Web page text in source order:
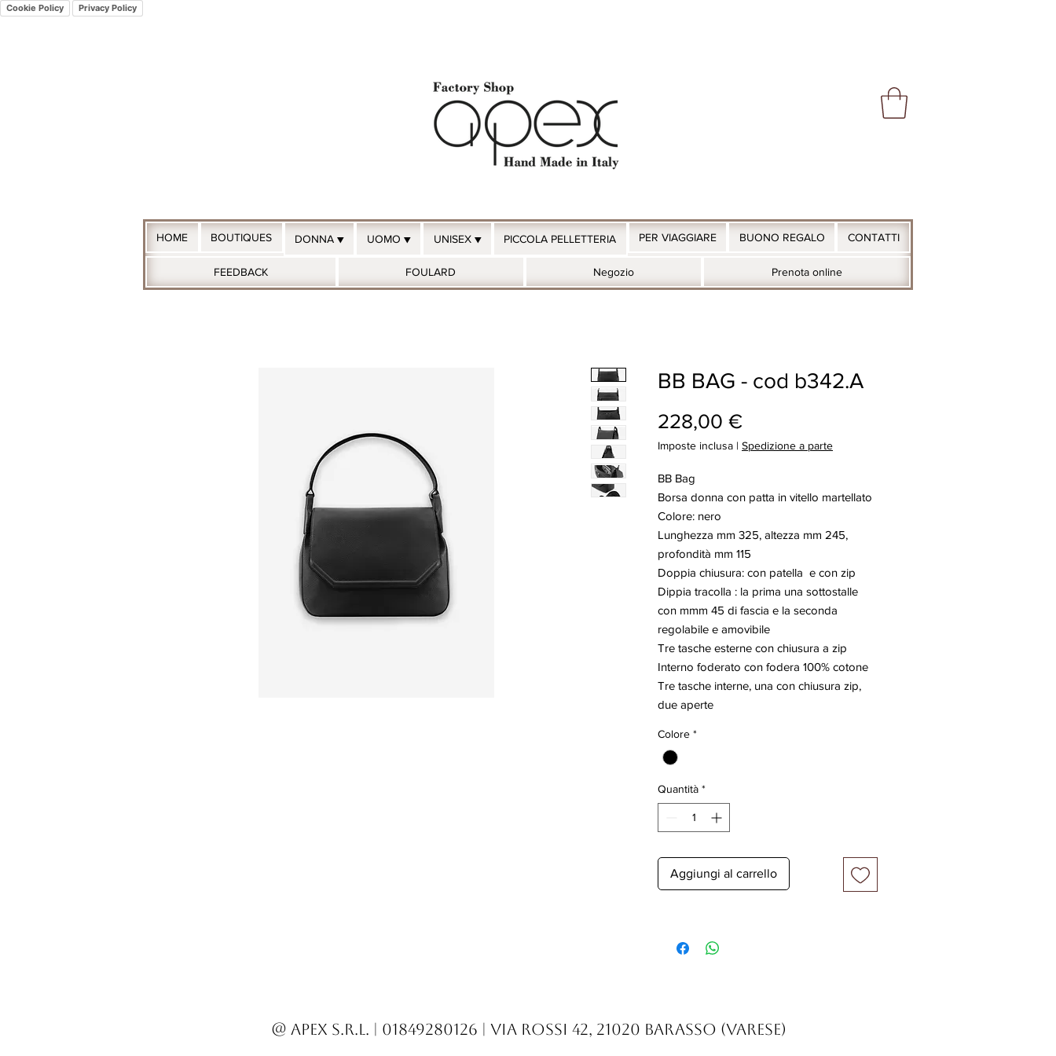
Cookie Policy Privacy Policy
HOME BOUTIQUES DONNA ▼ UOMO ▼ UNISEX ▼ PICCOLA PELLETTERIA PER VIAGGIARE BUONO REGALO CONTATTI
FEEDBACK FOULARD Negozio Prenota online
BB BAG - cod b342.A
228,00 €Prezzo
Imposte inclusa | Spedizione a parte
BB Bag
Borsa donna con patta in vitello martellato
Colore: nero
Lunghezza mm 325, altezza mm 245,
profondità mm 115
Doppia chiusura: con patella e con zip
Dippia tracolla : la prima una sottostalle
con mmm 45 di fascia e la seconda
regolabile e amovibile
Tre tasche esterne con chiusura a zip
Interno foderato con fodera 100% cotone
Tre tasche interne, una con chiusura zip,
due aperte
Colore *
Quantità *
Aggiungi al carrello
@ Apex S.r.l. | 01849280126 | Via Rossi 42, 21020 Barasso (Varese)